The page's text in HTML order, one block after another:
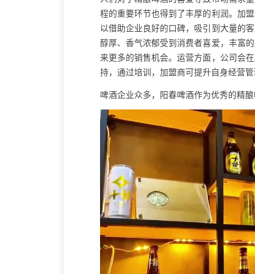
程的重要环节也得到了丰厚的利润。加
以借助企业良好的口碑，吸引到大量的
醇厚、香气浓郁受到消费者喜爱，丰富
来更多的销售机会。运营方面，公司会
持，通过培训，加盟商可提升自身经营管
啤酒企业众多，阳春啤酒作为优秀的精